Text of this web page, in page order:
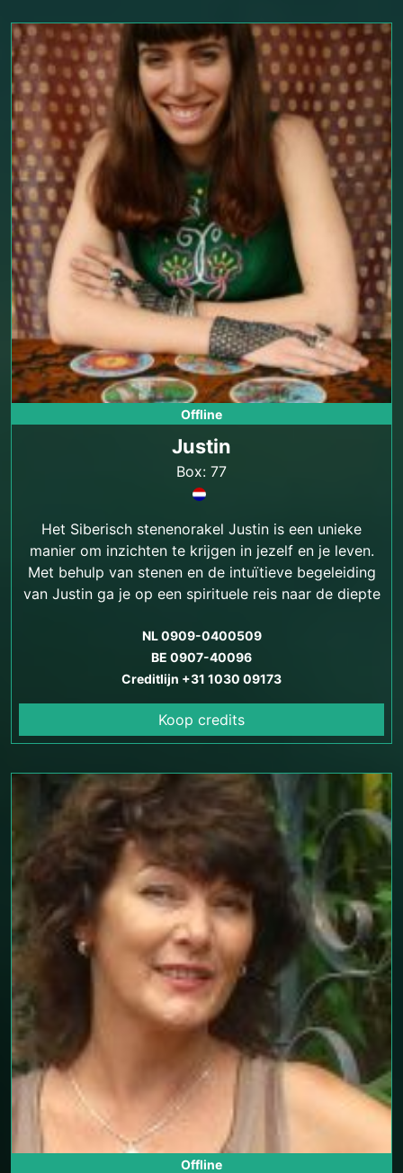
Offline
Justin
Box: 77
Het Siberisch stenenorakel Justin is een unieke
manier om inzichten te krijgen in jezelf en je leven.
Met behulp van stenen en de intuïtieve begeleiding
van Justin ga je op een spirituele reis naar de diepte
NL 0909-0400509
BE 0907-40096
Creditlijn +31 1030 09173
Koop credits
Offline